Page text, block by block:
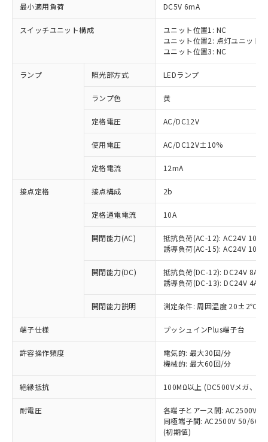
最小適用負荷 DC5V 6mA
スイッチユニット構成
ユニット位置1: NC
ユニット位置2: 点灯ユニット
ユニット位置3: NC
ランプ 照光部方式 LEDランプ
ランプ色 黄
定格電圧 AC/DC12V
使用電圧 AC/DC12V±10%
定格電流 12mA
接点定格 接点構成 2b
定格通電電流 10A
開閉能力(AC)
抵抗負荷(AC-12): AC24V 10A/
誘導負荷(AC-15): AC24V
開閉能力(DC)
抵抗負荷(DC-12): DC24V 8A/
誘導負荷(DC-13): DC24V 4A/
開閉能力説明 測定条件: 周囲温度 20±2℃、
端子仕様 プッシュインPlus端子台
許容操作頻度
電気的: 最大30回/分
機械的: 最大60回/分
絶縁抵抗 100MΩ以上 (DC500Vメガ、点
耐電圧
各端子とアース間: AC2500V
同極端子間: AC2500V 50/
(初期値)
ご利用条件
以下の条件をお読みいただき、同意のうえ
ご利用ください。
本サービスは、当社制御機器事業取扱
商品の当社在庫状況および標準価格
(税抜)を提供させていただくもので
当社制御機器事業取扱商品の中には、
本サービスの対象外となる商品もある
ことをご了承ください。
在庫状況および標準価格照会結果は、
記載している更新日時点での社内デー
タに基づき作成されるものであり、閲
覧された時点での実際の在庫および標
準価格とは異なる場合があることをご
※1 対応状況
対応済み：EU RoHS指令（10物質）の
非含有に対応した製品が提供可能な商品で
す。
対応予定：EU RoHS指令（10物質）の非含
有に対応した製品に切り替える予定のある
対応予定なし：EU RoHS指令（10物質）の
非含有に非対応の商品で、対応品を出す予
定はありません。
調査・確認中：EU RoHS指令（10物質）の
非含有の対応状況を調査中または確認中の
非該当品：ライセンス料など無形物で、有
害物質有無と関係のない商品です。
仕入先様の事情により、非含有部品として
いたものが、含有品と判明した場合などや
むを得ず変更することがあります。
六価クロム(Cr(Ⅵ)) 1000ppm以下、ポリ臭化ビフェニル
類(PBB) 1000ppm以下、ポリ臭化ジフェニルエーテル類
「○」：最大均質材料含有率が中国RoHSの
基準値以下であることを示します。
「×」：最大均質材料含有率が中国RoHSの
基準値を超えていることを示します。
「－」：未確認です。当社販売部門へお問
*中国RoHS10物質の基準値 (GB/T26572)：
Pb(鉛) :1000ppm、 Hg(水銀) : 1000ppm、 Cd(カドミウ
Cr(Ⅵ)(六価クロム) : 1000ppm、 PBBs(ポリ臭化ビフェ
当社は、これら貴社製品のうち、外国
為替および外国貿易法に定める商品
（以下｢規制貨物等」という）を輸出
または国外への提供する場合は、日本
国政府の輸出許可(または役務取引許
可)を取得するなどの必要な手続きを